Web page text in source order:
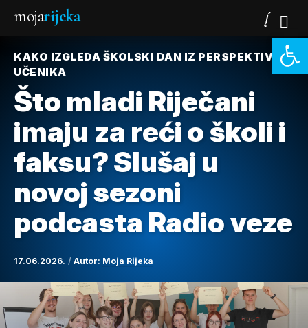
mojarijeka
KAKO IZGLEDA ŠKOLSKI DAN IZ PERSPEKTIVE
UČENIKA
Što mladi Riječani
imaju za reći o školi i
faksu? Slušaj u
novoj sezoni
podcasta Radio veze
17.06.2026. Autor: Moja Rijeka